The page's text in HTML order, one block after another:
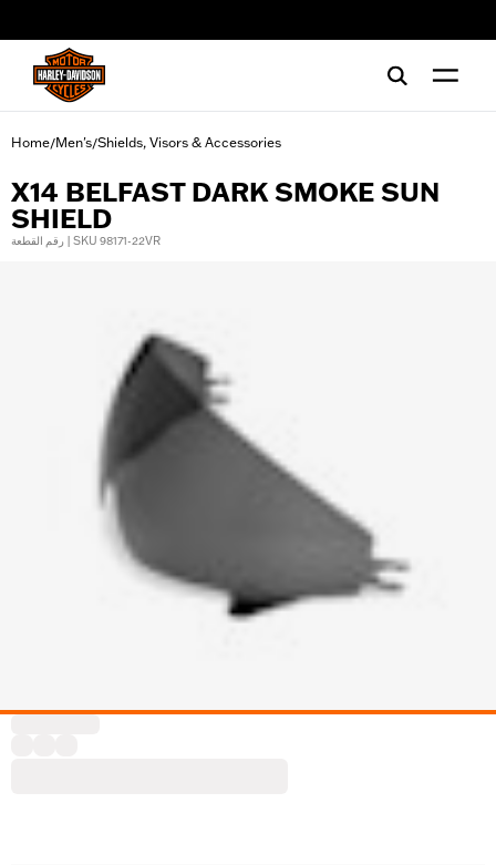
Home/Men's/Shields, Visors & Accessories
X14 BELFAST DARK SMOKE SUN
SHIELD
رقم القطعة | SKU 98171-22VR